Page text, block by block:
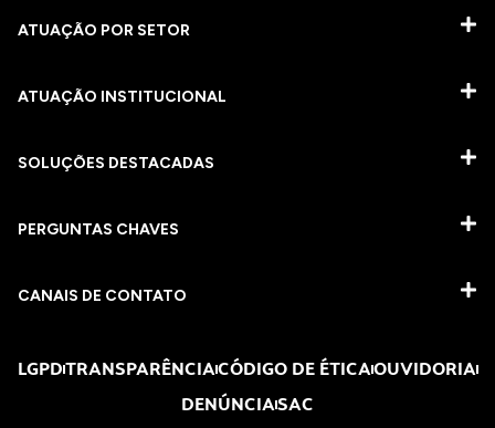
ATUAÇÃO POR SETOR
ATUAÇÃO INSTITUCIONAL
SOLUÇÕES DESTACADAS
PERGUNTAS CHAVES​
CANAIS DE CONTATO
LGPDTRANSPARÊNCIACÓDIGO DE ÉTICAOUVIDORIA
DENÚNCIASAC